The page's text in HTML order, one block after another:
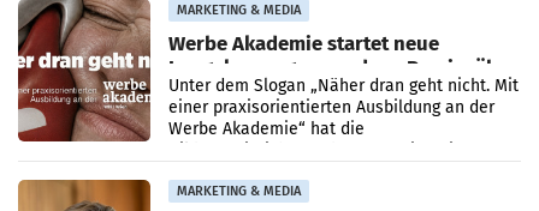
MARKETING & MEDIA
Werbe Akademie startet neue
Imagekampagne rund um Praxisnähe
Unter dem Slogan „Näher dran geht nicht. Mit
einer praxisorientierten Ausbildung an der
Werbe Akademie“ hat die
MARKETING & MEDIA